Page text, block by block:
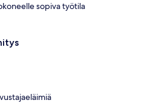
sopiva työtila